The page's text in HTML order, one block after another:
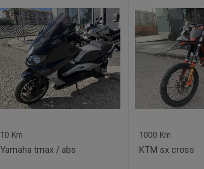
10 Km
Yamaha tmax / abs
1000 Km
KTM sx cross